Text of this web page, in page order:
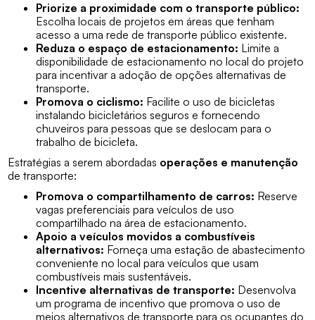
Priorize a proximidade com o transporte público:
Escolha locais de projetos em áreas que tenham
acesso a uma rede de transporte público existente.
Reduza o espaço de estacionamento: Limite a
disponibilidade de estacionamento no local do projeto
para incentivar a adoção de opções alternativas de
transporte.
Promova o ciclismo: Facilite o uso de bicicletas
instalando bicicletários seguros e fornecendo
chuveiros para pessoas que se deslocam para o
trabalho de bicicleta.
Estratégias a serem abordadas operações e manutenção
de transporte:
Promova o compartilhamento de carros: Reserve
vagas preferenciais para veículos de uso
compartilhado na área de estacionamento.
Apoio a veículos movidos a combustíveis
alternativos: Forneça uma estação de abastecimento
conveniente no local para veículos que usam
combustíveis mais sustentáveis.
Incentive alternativas de transporte: Desenvolva
um programa de incentivo que promova o uso de
meios alternativos de transporte para os ocupantes do